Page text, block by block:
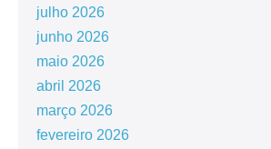
julho 2026
junho 2026
maio 2026
abril 2026
março 2026
fevereiro 2026